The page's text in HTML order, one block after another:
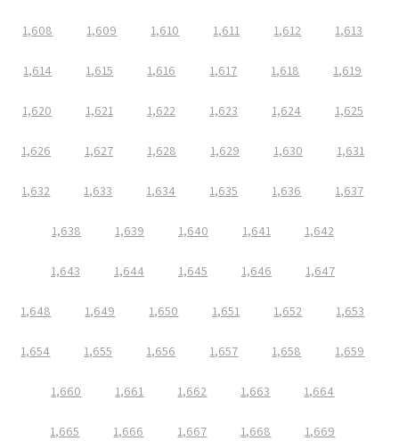
1,608 1,609 1,610 1,611 1,612 1,613
1,614 1,615 1,616 1,617 1,618 1,619
1,620 1,621 1,622 1,623 1,624 1,625
1,626 1,627 1,628 1,629 1,630 1,631
1,632 1,633 1,634 1,635 1,636 1,637
1,638 1,639 1,640 1,641 1,642
1,643 1,644 1,645 1,646 1,647
1,648 1,649 1,650 1,651 1,652 1,653
1,654 1,655 1,656 1,657 1,658 1,659
1,660 1,661 1,662 1,663 1,664
1,665 1,666 1,667 1,668 1,669